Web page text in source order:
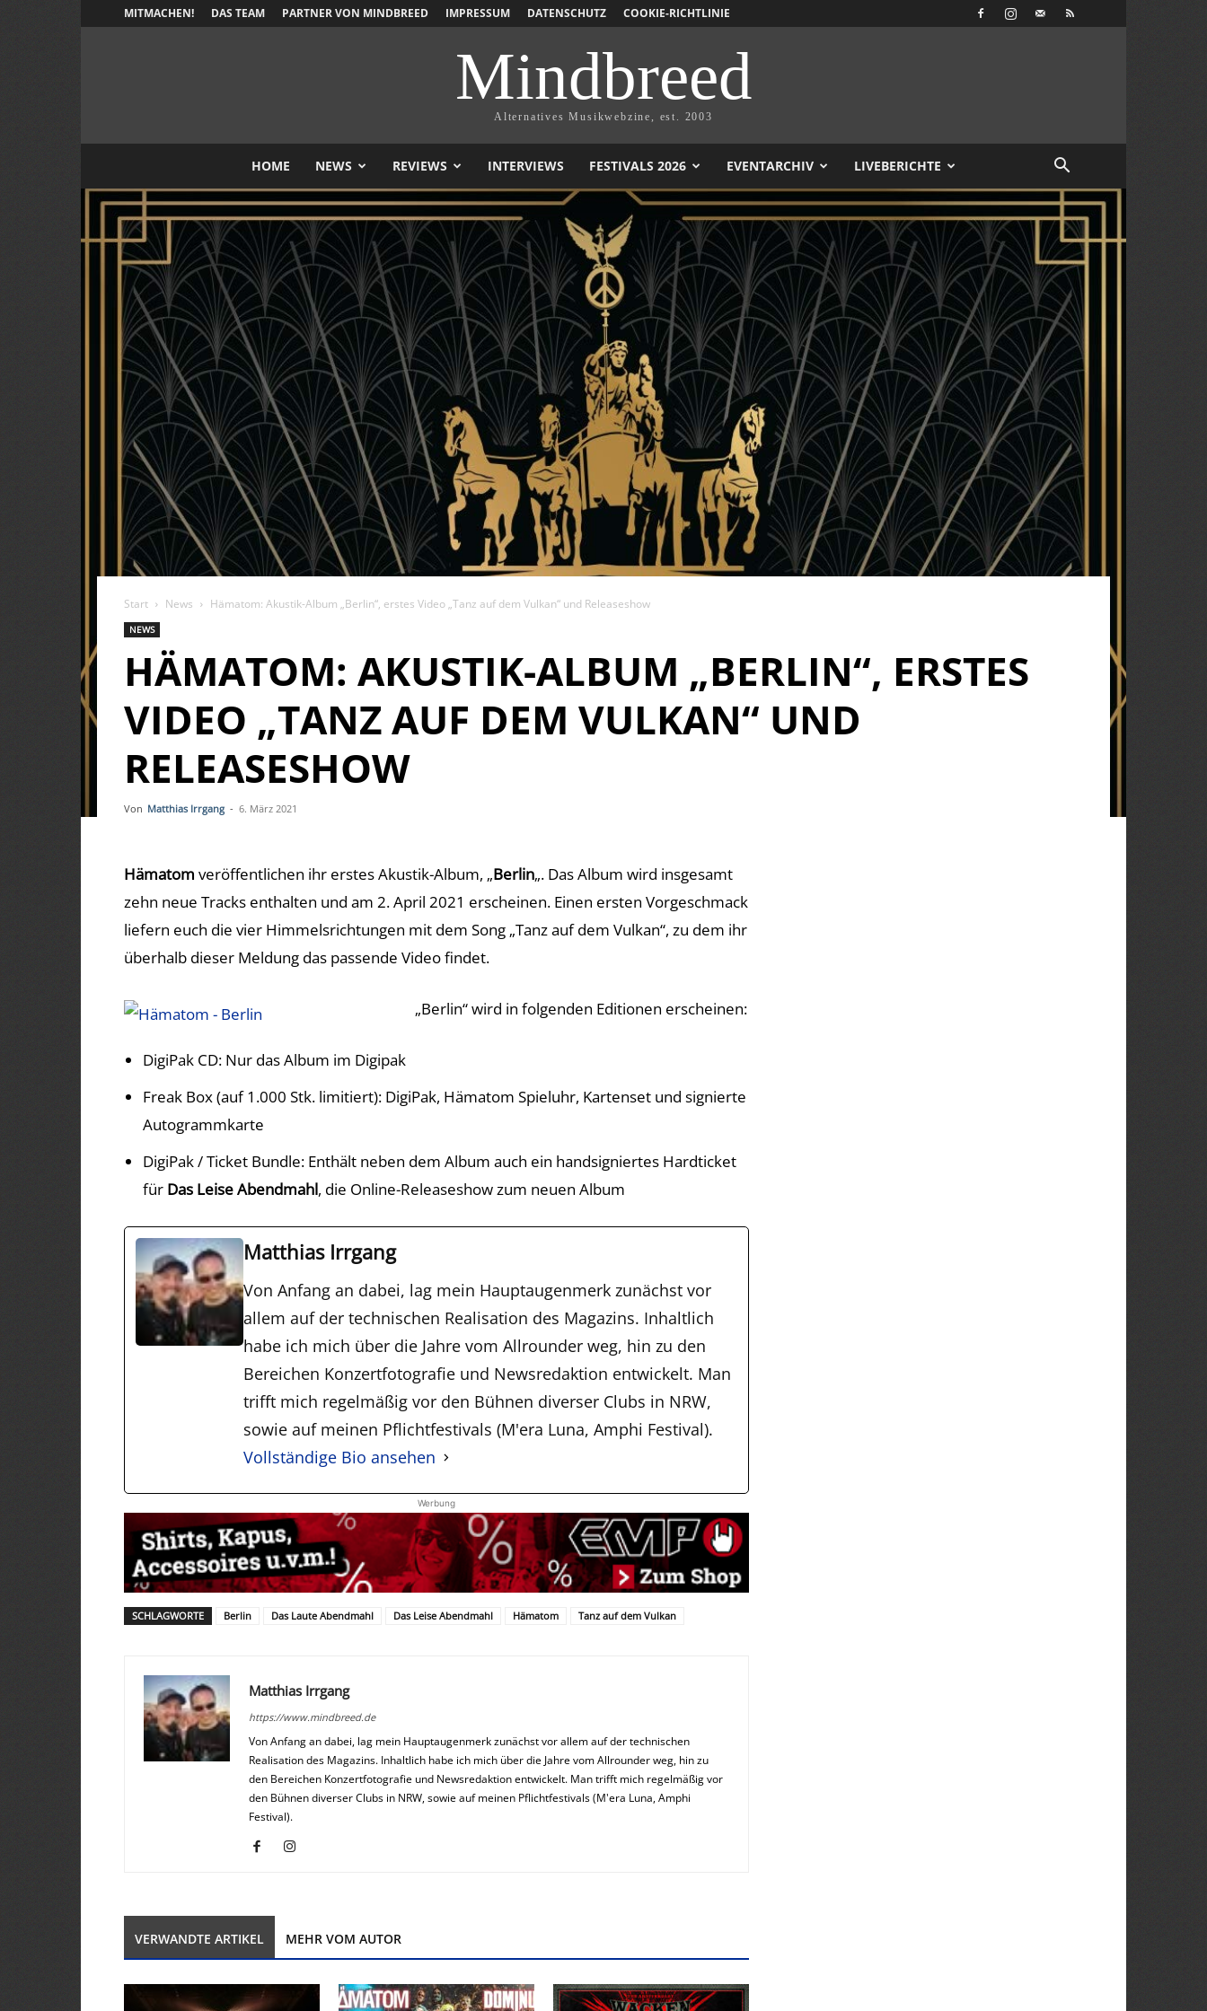
MITMACHEN! DAS TEAM PARTNER VON MINDBREED IMPRESSUM DATENSCHUTZ COOKIE-RICHTLINIE
Mindbreed
Alternatives Musikwebzine, est. 2003
HOME NEWS REVIEWS INTERVIEWS FESTIVALS 2026 EVENTARCHIV LIVEBERICHTE
Start News Hämatom: Akustik-Album „Berlin“, erstes Video „Tanz auf dem Vulkan“ und Releaseshow
NEWS
HÄMATOM: AKUSTIK-ALBUM „BERLIN“, ERSTES
VIDEO „TANZ AUF DEM VULKAN“ UND
RELEASESHOW
Von Matthias Irrgang - 6. März 2021
Hämatom veröffentlichen ihr erstes Akustik-Album, „Berlin„. Das Album wird insgesamt
zehn neue Tracks enthalten und am 2. April 2021 erscheinen. Einen ersten Vorgeschmack
liefern euch die vier Himmelsrichtungen mit dem Song „Tanz auf dem Vulkan“, zu dem ihr
überhalb dieser Meldung das passende Video findet.
„Berlin“ wird in folgenden Editionen erscheinen:
DigiPak CD: Nur das Album im Digipak
Freak Box (auf 1.000 Stk. limitiert): DigiPak, Hämatom Spieluhr, Kartenset und signierte
Autogrammkarte
DigiPak / Ticket Bundle: Enthält neben dem Album auch ein handsigniertes Hardticket
für Das Leise Abendmahl, die Online-Releaseshow zum neuen Album
Matthias Irrgang
Von Anfang an dabei, lag mein Hauptaugenmerk zunächst vor
allem auf der technischen Realisation des Magazins. Inhaltlich
habe ich mich über die Jahre vom Allrounder weg, hin zu den
Bereichen Konzertfotografie und Newsredaktion entwickelt. Man
trifft mich regelmäßig vor den Bühnen diverser Clubs in NRW,
sowie auf meinen Pflichtfestivals (M'era Luna, Amphi Festival).
Vollständige Bio ansehen
Werbung
SCHLAGWORTE Berlin Das Laute Abendmahl Das Leise Abendmahl Hämatom Tanz auf dem Vulkan
Matthias Irrgang
https://www.mindbreed.de
Von Anfang an dabei, lag mein Hauptaugenmerk zunächst vor allem auf der technischen
Realisation des Magazins. Inhaltlich habe ich mich über die Jahre vom Allrounder weg, hin zu
den Bereichen Konzertfotografie und Newsredaktion entwickelt. Man trifft mich regelmäßig vor
den Bühnen diverser Clubs in NRW, sowie auf meinen Pflichtfestivals (M'era Luna, Amphi
Festival).
VERWANDTE ARTIKEL MEHR VOM AUTOR